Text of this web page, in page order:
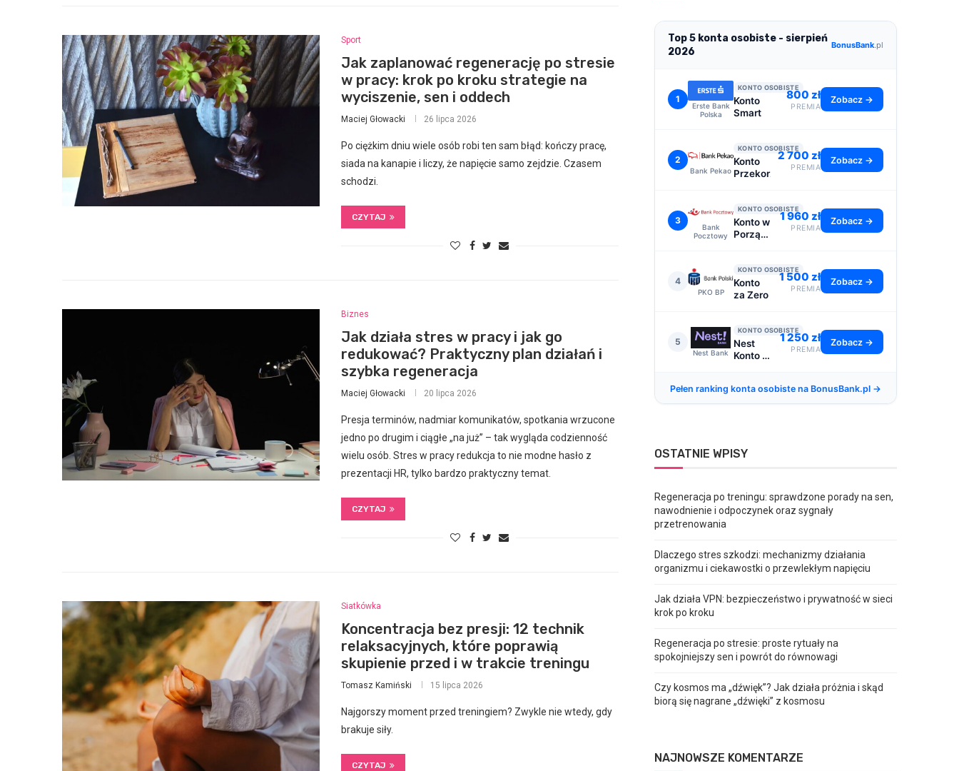
Sport
Jak zaplanować regenerację po stresie
w pracy: krok po kroku strategie na
wyciszenie, sen i oddech
Maciej Głowacki 26 lipca 2026
Po ciężkim dniu wiele osób robi ten sam błąd: kończy pracę,
siada na kanapie i liczy, że napięcie samo zejdzie. Czasem
schodzi.
CZYTAJ
Biznes
Jak działa stres w pracy i jak go
redukować? Praktyczny plan działań i
szybka regeneracja
Maciej Głowacki 20 lipca 2026
Presja terminów, nadmiar komunikatów, spotkania wrzucone
jedno po drugim i ciągłe „na już” – tak wygląda codzienność
wielu osób. Stres w pracy redukcja to nie modne hasło z
prezentacji HR, tylko bardzo praktyczny temat.
CZYTAJ
Siatkówka
Koncentracja bez presji: 12 technik
relaksacyjnych, które poprawią
skupienie przed i w trakcie treningu
Tomasz Kamiński 15 lipca 2026
Najgorszy moment przed treningiem? Zwykle nie wtedy, gdy
brakuje siły.
CZYTAJ
Top 5 konta osobiste - sierpień
2026
BonusBank.pl
1
Erste Bank
Polska
KONTO OSOBISTE
Konto
Smart
800 zł
PREMIA
Zobacz →
2
Bank Pekao
KONTO OSOBISTE
Konto
Przekorzystne
2 700 zł
PREMIA
Zobacz →
3
Bank
Pocztowy
KONTO OSOBISTE
Konto w
Porządku
1 960 zł
PREMIA
Zobacz →
4
PKO BP
KONTO OSOBISTE
Konto
za Zero
1 500 zł
PREMIA
Zobacz →
5
Nest Bank
KONTO OSOBISTE
Nest
Konto -
1 250 zł
PREMIA
Zobacz →
Pełen ranking konta osobiste na BonusBank.pl →
OSTATNIE WPISY
Regeneracja po treningu: sprawdzone porady na sen,
nawodnienie i odpoczynek oraz sygnały
przetrenowania
Dlaczego stres szkodzi: mechanizmy działania
organizmu i ciekawostki o przewlekłym napięciu
Jak działa VPN: bezpieczeństwo i prywatność w sieci
krok po kroku
Regeneracja po stresie: proste rytuały na
spokojniejszy sen i powrót do równowagi
Czy kosmos ma „dźwięk”? Jak działa próżnia i skąd
biorą się nagrane „dźwięki” z kosmosu
NAJNOWSZE KOMENTARZE